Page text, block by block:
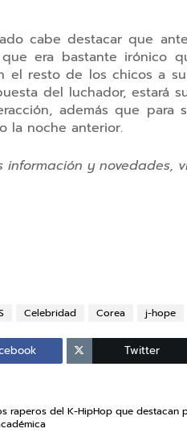
cabe destacar que
que era bastante irónico
el resto de los chicos a
del luchador, estará
además que
la noche anterior.
información y novedades,
Celebridad Corea j-hope
Twitter
raperos del K-HipHop que destacan